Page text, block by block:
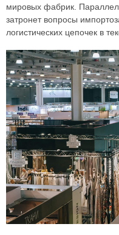
мировых фабрик.
затронет вопросы
логистических цепочек в